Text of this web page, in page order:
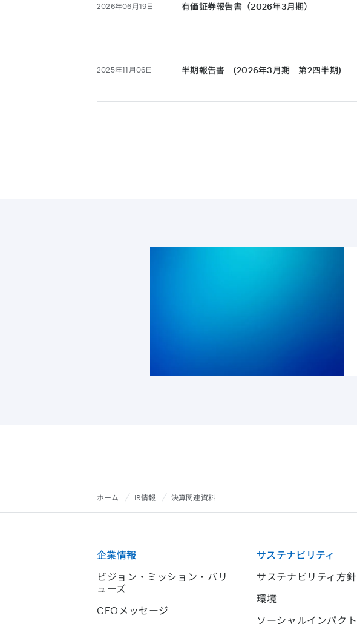
2026年06月19日 有価証券報告書（2026年3月期）
2025年11月06日 半期報告書 (2026年3月期 第2四半期)
ホーム IR情報 決算関連資料
企業情報
ビジョン・ミッション・バリ
ューズ
CEOメッセージ
サステナビリティ
サステナビリティ方針
環境
ソーシャルインパクト